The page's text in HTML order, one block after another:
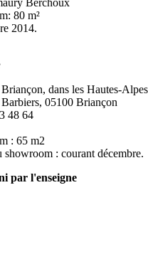
Berchoux
80 m²
2014.
dans les Hautes-
05100 Briançon
48 64
: 65 m2
showroom : courant décembre.
par l'enseigne